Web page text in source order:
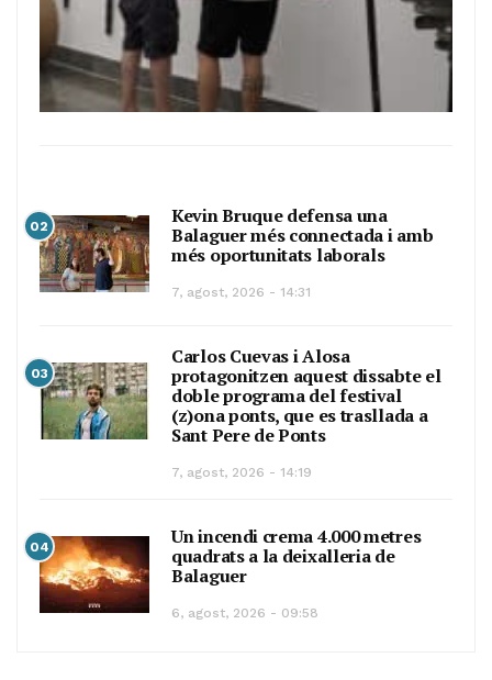
02
Kevin Bruque defensa una
Balaguer més connectada i amb
més oportunitats laborals
7, agost, 2026 - 14:31
03
Carlos Cuevas i Alosa
protagonitzen aquest dissabte el
doble programa del festival
(z)ona ponts, que es trasllada a
Sant Pere de Ponts
7, agost, 2026 - 14:19
04
Un incendi crema 4.000 metres
quadrats a la deixalleria de
Balaguer
6, agost, 2026 - 09:58